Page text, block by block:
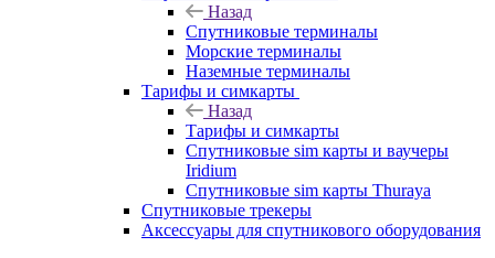
Назад
Спутниковые терминалы
Морские терминалы
Наземные терминалы
Тарифы и симкарты
Назад
Тарифы и симкарты
Спутниковые sim карты и ваучеры
Iridium
Спутниковые sim карты Thuraya
Спутниковые трекеры
Аксессуары для спутникового оборудования